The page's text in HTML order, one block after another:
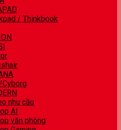
/ Thinkbook
Cyborg
nhu cầu
AI
văn phòng